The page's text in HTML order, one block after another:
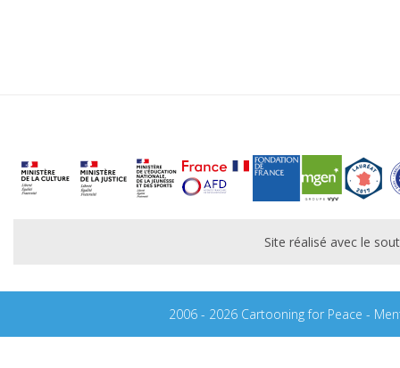
Site réalisé avec le
2006 - 2026 Cartooning for Peace -